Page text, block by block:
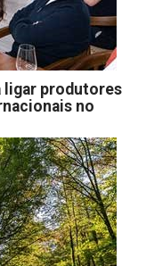
ligar produtores
no